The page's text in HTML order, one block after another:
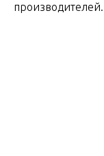
производителей.